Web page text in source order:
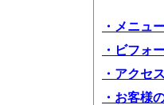
・メニュ
・ビフォ
・アクセス
・お客様